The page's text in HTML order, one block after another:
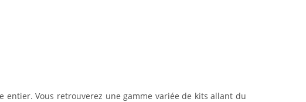
Vous retrouverez une gamme variée de kits allant du